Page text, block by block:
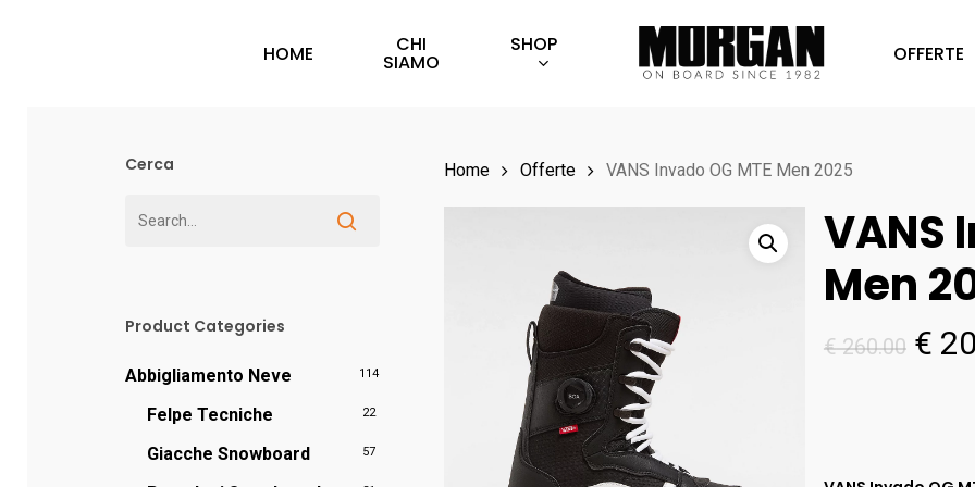
HOME CHI
SIAMO
SHOP OFFERTE
Cerca
Product Categories
Abbigliamento Neve 114
Felpe Tecniche 22
Giacche Snowboard 57
Home Offerte VANS Invado OG MTE Men 2025
VANS
Men
€260.00 Il
€
€